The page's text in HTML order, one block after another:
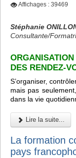
Affichages : 39469
Stéphanie
Consultante/
DES RENDEZ-
S’organiser,
mais pas
dans la vie
Lire la suite...
La formation
pays